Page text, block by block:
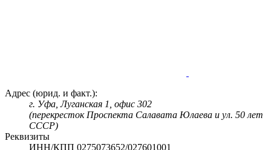
Адрес (юрид. и факт.):
г. Уфа, Луганская 1, офис 302
(перекресток Проспекта Салавата Юлаева и ул. 50 лет
СССР)
Реквизиты
ИНН/КПП 0275073652/027601001